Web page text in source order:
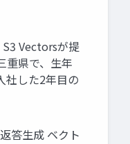
Vectorsが提
重県で、生年
社した2年目の
答生成 ベクト